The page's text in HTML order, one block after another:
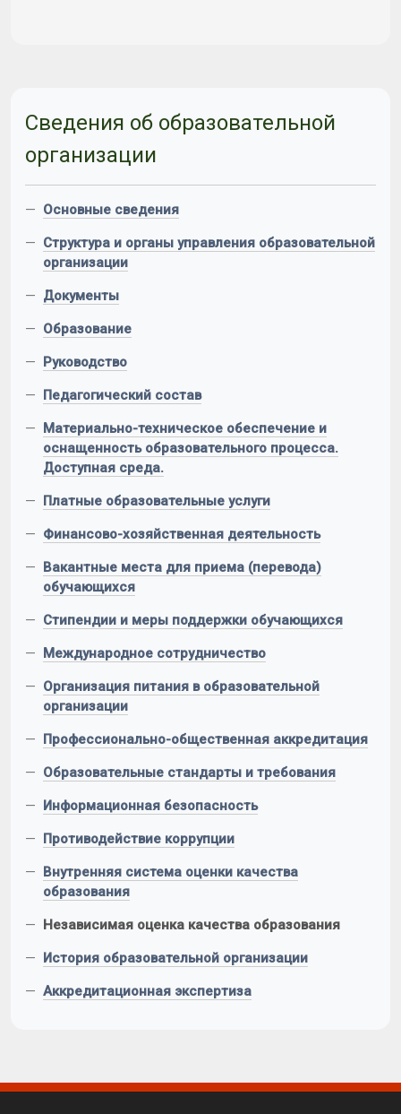
Сведения об образовательной
организации
— Основные сведения
— Структура и органы управления образовательной
организации
— Документы
— Образование
— Руководство
— Педагогический состав
— Материально-техническое обеспечение и
оснащенность образовательного процесса.
Доступная среда.
— Платные образовательные услуги
— Финансово-хозяйственная деятельность
— Вакантные места для приема (перевода)
обучающихся
— Стипендии и меры поддержки обучающихся
— Международное сотрудничество
— Организация питания в образовательной
организации
— Профессионально-общественная аккредитация
— Образовательные стандарты и требования
— Информационная безопасность
— Противодействие коррупции
— Внутренняя система оценки качества
образования
— Независимая оценка качества образования
— История образовательной организации
— Аккредитационная экспертиза